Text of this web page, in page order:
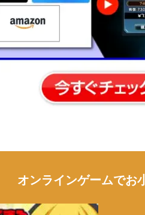
オンラインゲームでお